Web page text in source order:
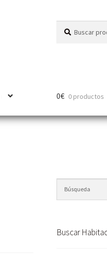
0€ 0 productos
Buscar